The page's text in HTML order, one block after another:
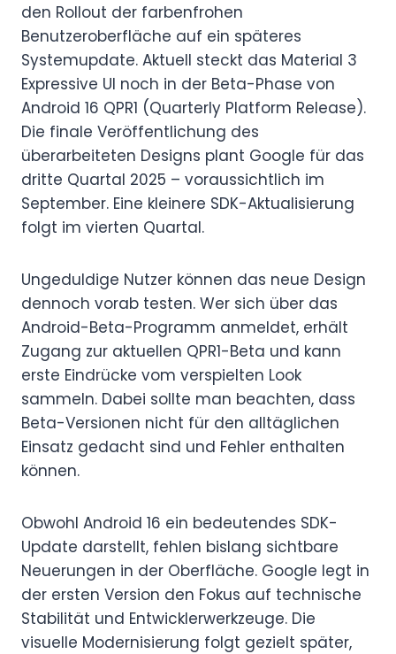
den Rollout der farbenfrohen
Benutzeroberfläche auf ein späteres
Systemupdate. Aktuell steckt das Material 3
Expressive UI noch in der Beta-Phase von
Android 16 QPR1 (Quarterly Platform Release).
Die finale Veröffentlichung des
überarbeiteten Designs plant Google für das
dritte Quartal 2025 – voraussichtlich im
September. Eine kleinere SDK-Aktualisierung
folgt im vierten Quartal.
Ungeduldige Nutzer können das neue Design
dennoch vorab testen. Wer sich über das
Android-Beta-Programm anmeldet, erhält
Zugang zur aktuellen QPR1-Beta und kann
erste Eindrücke vom verspielten Look
sammeln. Dabei sollte man beachten, dass
Beta-Versionen nicht für den alltäglichen
Einsatz gedacht sind und Fehler enthalten
können.
Obwohl Android 16 ein bedeutendes SDK-
Update darstellt, fehlen bislang sichtbare
Neuerungen in der Oberfläche. Google legt in
der ersten Version den Fokus auf technische
Stabilität und Entwicklerwerkzeuge. Die
visuelle Modernisierung folgt gezielt später,